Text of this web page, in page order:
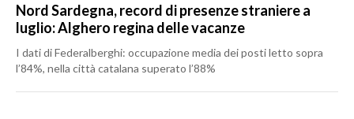
Nord Sardegna, record di presenze straniere a
luglio: Alghero regina delle vacanze
I dati di Federalberghi: occupazione media dei posti letto sopra
l’84%, nella città catalana superato l’88%